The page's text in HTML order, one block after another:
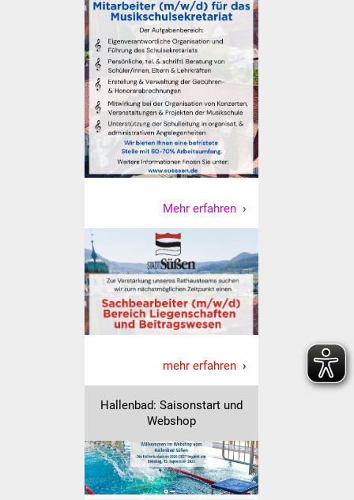
Zehntscheuer
Bürgerhaus
Kulturhalle
Vereine und Parteien
Selbsteintrag Vereine
Sportanlagen
Tourismus
Erlebnisregion
Schwäbischer Albtrauf
Route der
Lebenslagen
Senioren
Stadtseniorenrat
Mehr erfahren
mehr erfahren
Hallenbad: Saisonstart und
Webshop